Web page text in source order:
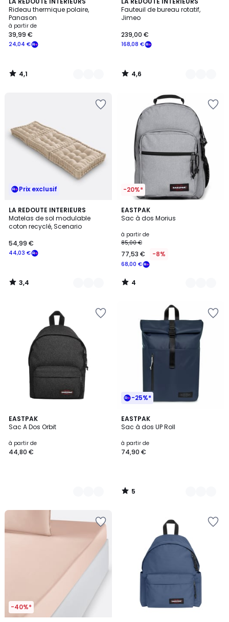
Rideau thermique polaire,
Panason
à partir de
24,04 €
39,99 €
/ 5
6
Couleurs
4,1
/
Fauteuil de bureau rotatif,
Jimeo
168,08 €
239,00 €
/ 5
3
Couleurs
4,6
/
Prix exclusif
LA REDOUTE INTERIEURS
Matelas de sol modulable
coton recyclé, Scenario
44,03 €
54,99 €
3,4
/ 5
10
Couleurs
3,4
/
-20%*
EASTPAK
Sac à dos Morius
à partir de
68,00 €
85,00 €
77,53 € -8%
4
/
7
Couleurs
4
/
EASTPAK
Sac A Dos Orbit
à partir de
44,80 €
5
Couleurs
-25%*
EASTPAK
Sac à dos UP Roll
à partir de
74,90 €
5
/
4
Couleurs
5
/
-40%*